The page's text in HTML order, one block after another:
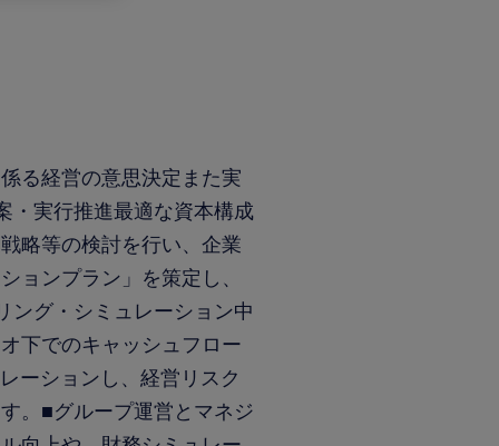
る経営の意思決定また実
・実行推進最適な資本構成
略等の検討を行い、企業
ョンプラン」を策定し、
ング・シミュレーション中
下でのキャッシュフロー
ーションし、経営リスク
。■グループ運営とマネジ